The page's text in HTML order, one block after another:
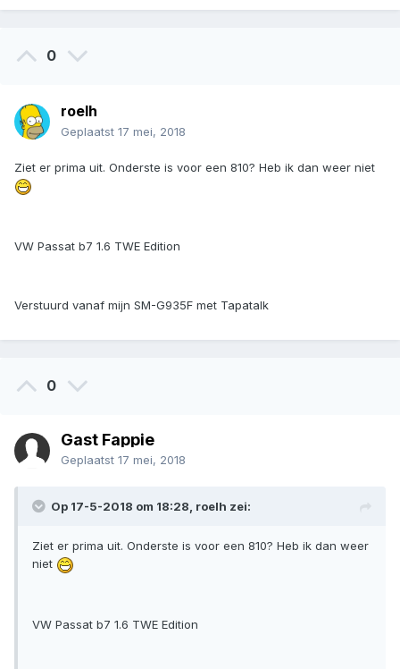
0
roelh
Geplaatst 17 mei, 2018
Ziet er prima uit. Onderste is voor een 810? Heb ik dan weer niet
VW Passat b7 1.6 TWE Edition
Verstuurd vanaf mijn SM-G935F met Tapatalk
0
Gast Fappie
Geplaatst 17 mei, 2018
Op 17-5-2018 om 18:28, roelh zei:
Ziet er prima uit. Onderste is voor een 810? Heb ik dan weer
niet
VW Passat b7 1.6 TWE Edition